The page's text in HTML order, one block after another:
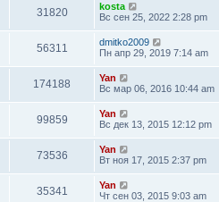
31820
kosta
Вс сен 25, 2022 2:28 pm
56311
dmitko2009
Пн апр 29, 2019 7:14 am
174188
Yan
Вс мар 06, 2016 10:44 am
99859
Yan
Вс дек 13, 2015 12:12 pm
73536
Yan
Вт ноя 17, 2015 2:37 pm
35341
Yan
Чт сен 03, 2015 9:03 am